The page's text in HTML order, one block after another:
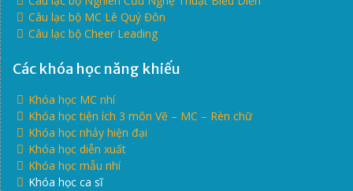
Câu lạc bộ MC Lê Quý Đôn
Câu lạc bộ Cheer Leading
Các khóa học năng khiếu
Khóa học MC nhí
Khóa học tiện ích 3 môn Vẽ – MC – Rèn chữ
Khóa học nhảy hiện đại
Khóa học diễn xuất
Khóa học mẫu nhí
Khóa học ca sĩ